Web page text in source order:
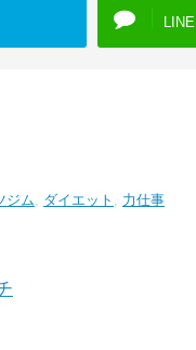
LINE
ジム, ダイエット , 力仕事